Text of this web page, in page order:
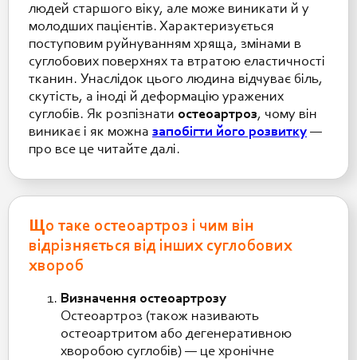
людей старшого віку, але може виникати й у
молодших пацієнтів. Характеризується
поступовим руйнуванням хряща, змінами в
суглобових поверхнях та втратою еластичності
тканин. Унаслідок цього людина відчуває біль,
скутість, а іноді й деформацію уражених
суглобів. Як розпізнати остеоартроз, чому він
виникає і як можна запобігти його розвитку —
про все це читайте далі.
Що таке остеоартроз і чим він
відрізняється від інших суглобових
хвороб
Визначення остеоартрозу
Остеоартроз (також називають
остеоартритом або дегенеративною
хворобою суглобів) — це хронічне